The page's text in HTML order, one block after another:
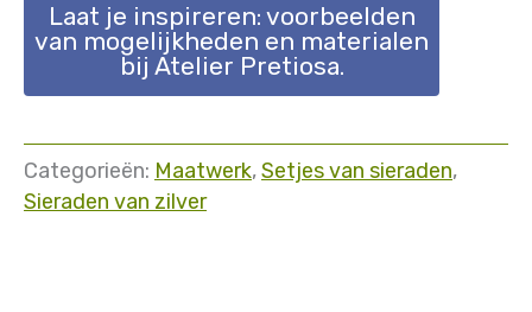
Laat je inspireren: voorbeelden
van mogelijkheden en materialen
bij Atelier Pretiosa.
Categorieën: Maatwerk,Setjes van sieraden,
Sieraden van zilver